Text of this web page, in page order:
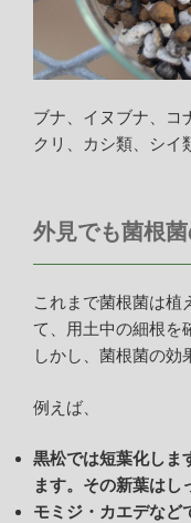
ブナ、イヌブナ、コ
クリ、カシ類、シイ
外見でも菌根
これまで菌根菌は植
て、用土中の細根を
しかし、菌根菌の効
例えば、
黒松では短葉化しま
ます。その新葉はし
モミジ・カエデなど